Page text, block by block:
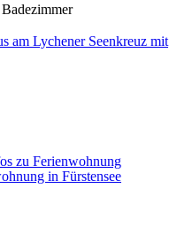
am Lychener Seenkreuz mit
zu Ferienwohnung
in Fürstensee